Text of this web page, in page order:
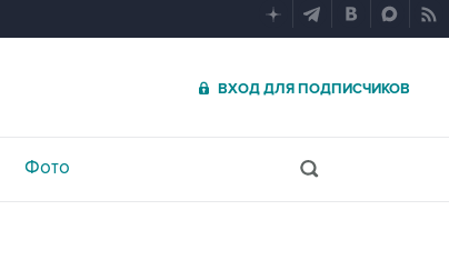
ВХОД ДЛЯ ПОДПИСЧИКОВ
Фото